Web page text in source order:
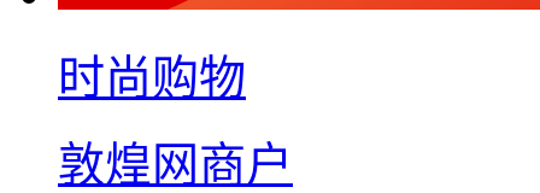
时尚购物
敦煌网商户